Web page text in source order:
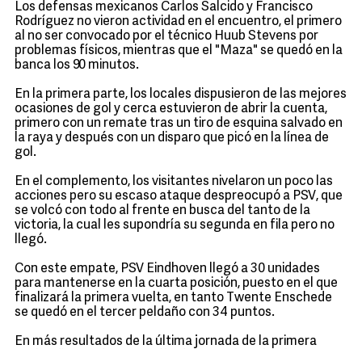
Los defensas mexicanos Carlos Salcido y Francisco
Rodríguez no vieron actividad en el encuentro, el primero
al no ser convocado por el técnico Huub Stevens por
problemas físicos, mientras que el "Maza" se quedó en la
banca los 90 minutos.
En la primera parte, los locales dispusieron de las mejores
ocasiones de gol y cerca estuvieron de abrir la cuenta,
primero con un remate tras un tiro de esquina salvado en
la raya y después con un disparo que picó en la línea de
gol.
En el complemento, los visitantes nivelaron un poco las
acciones pero su escaso ataque despreocupó a PSV, que
se volcó con todo al frente en busca del tanto de la
victoria, la cual les supondría su segunda en fila pero no
llegó.
Con este empate, PSV Eindhoven llegó a 30 unidades
para mantenerse en la cuarta posición, puesto en el que
finalizará la primera vuelta, en tanto Twente Enschede
se quedó en el tercer peldaño con 34 puntos.
En más resultados de la última jornada de la primera